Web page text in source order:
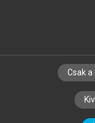
SZERZŐKNEK
Csak